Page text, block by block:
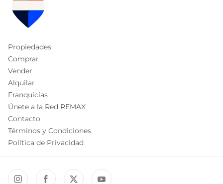
Propiedades
Comprar
Vender
Alquilar
Franquicias
Únete a la Red REMAX
Contacto
Términos y Condiciones
Política de Privacidad